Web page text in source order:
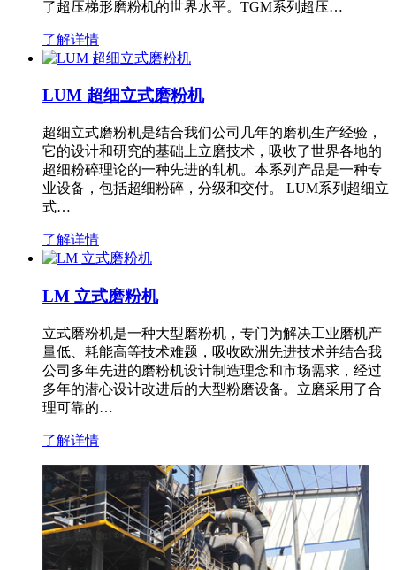
了超压梯形磨粉机的世界水平。TGM系列超压…
了解详情
LUM 超细立式磨粉机
超细立式磨粉机是结合我们公司几年的磨机生产经验，
它的设计和研究的基础上立磨技术，吸收了世界各地的
超细粉碎理论的一种先进的轧机。本系列产品是一种专
业设备，包括超细粉碎，分级和交付。 LUM系列超细立
式…
了解详情
LM 立式磨粉机
立式磨粉机是一种大型磨粉机，专门为解决工业磨机产
量低、耗能高等技术难题，吸收欧洲先进技术并结合我
公司多年先进的磨粉机设计制造理念和市场需求，经过
多年的潜心设计改进后的大型粉磨设备。立磨采用了合
理可靠的…
了解详情